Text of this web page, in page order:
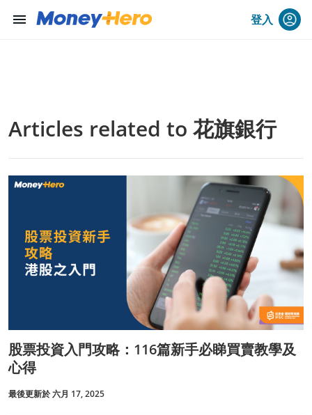
menu 登入
Articles related to 花旗銀行
股票投資入門攻略：116篇新手必睇買賣教學及
心得
最後更新於 六月 17, 2025